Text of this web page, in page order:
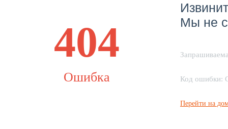
404
Ошибка
Мы не
Код ошибки:
Перейти на